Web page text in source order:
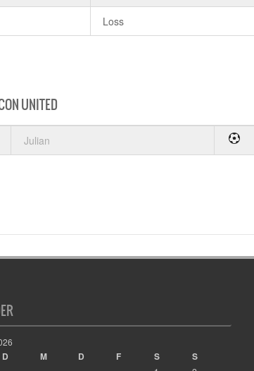
Loss
UNITED
Julian
D M D F S S